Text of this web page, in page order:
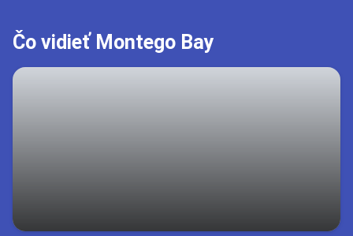
Čo vidieť Montego Bay